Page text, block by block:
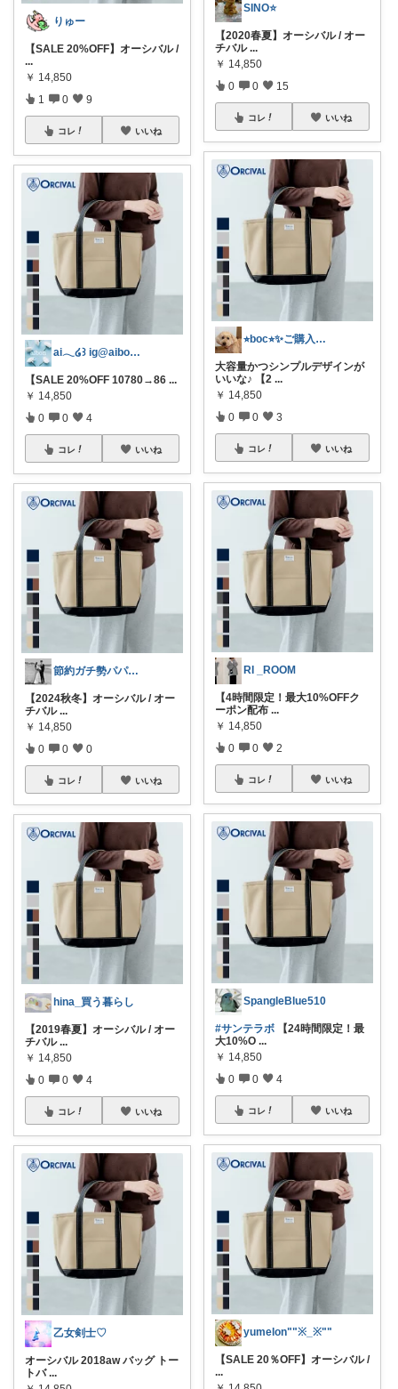
りゅー
【SALE 20%OFF】オーシバル /
...
￥ 14,850
1 0 9
コレ いいね
ai‪𓂃໒꒱ ig@aibon0187
【SALE 20%OFF 10780→86 ...
￥ 14,850
0 0 4
コレ いいね
節約ガチ勢パパ⭐️経由購入ありがとう😊
【2024秋冬】オーシバル / オー
チバル ...
￥ 14,850
0 0 0
コレ いいね
hina_買う暮らし
【2019春夏】オーシバル / オー
チバル ...
￥ 14,850
0 0 4
コレ いいね
乙女剣士♡
オーシバル 2018aw バッグ トー
トバ ...
SINO⭐️
【2020春夏】オーシバル / オー
チバル ...
￥ 14,850
0 0 15
コレ いいね
⭐︎boc⭐︎✨ご購入感謝です💕
大容量かつシンプルデザインが
いいな♪ 【2 ...
￥ 14,850
0 0 3
コレ いいね
RI _ROOM
【4時間限定！最大10%OFFク
ーポン配布 ...
￥ 14,850
0 0 2
コレ いいね
SpangleBlue510
#サンテラボ 【24時間限定！最
大10%O ...
￥ 14,850
0 0 4
コレ いいね
yumelon""※_※""
【SALE 20％OFF】オーシバル /
...